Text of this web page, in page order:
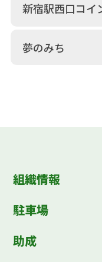
新宿駅西口コイ
夢のみち
組織情報
駐車場
助成